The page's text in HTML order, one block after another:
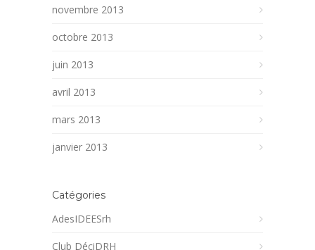
novembre 2013
octobre 2013
juin 2013
avril 2013
mars 2013
janvier 2013
Catégories
AdesIDEESrh
Club DéciDRH